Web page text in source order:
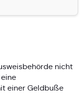
nicht
einer Geldbuße